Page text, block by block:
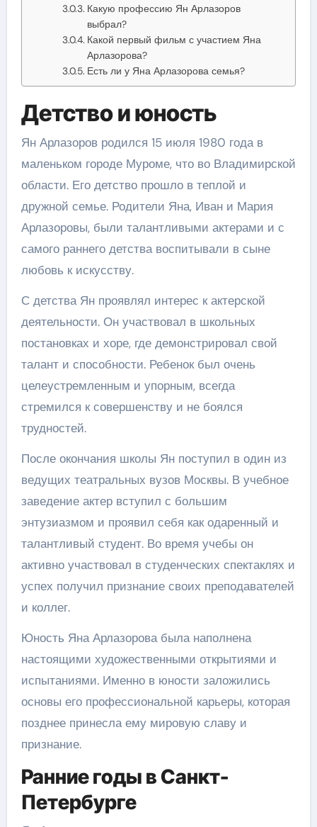
Какую профессию Ян Арлазоров
выбрал?
Какой первый фильм с участием Яна
Арлазорова?
Есть ли у Яна Арлазорова семья?
Детство и юность
Ян Арлазоров родился 15 июля 1980 года в
маленьком городе Муроме, что во Владимирской
области. Его детство прошло в теплой и
дружной семье. Родители Яна, Иван и Мария
Арлазоровы, были талантливыми актерами и с
самого раннего детства воспитывали в сыне
любовь к искусству.
С детства Ян проявлял интерес к актерской
деятельности. Он участвовал в школьных
постановках и хоре, где демонстрировал свой
талант и способности. Ребенок был очень
целеустремленным и упорным, всегда
стремился к совершенству и не боялся
трудностей.
После окончания школы Ян поступил в один из
ведущих театральных вузов Москвы. В учебное
заведение актер вступил с большим
энтузиазмом и проявил себя как одаренный и
талантливый студент. Во время учебы он
активно участвовал в студенческих спектаклях и
успех получил признание своих преподавателей
и коллег.
Юность Яна Арлазорова была наполнена
настоящими художественными открытиями и
испытаниями. Именно в юности заложились
основы его профессиональной карьеры, которая
позднее принесла ему мировую славу и
признание.
Ранние годы в Санкт-
Петербурге